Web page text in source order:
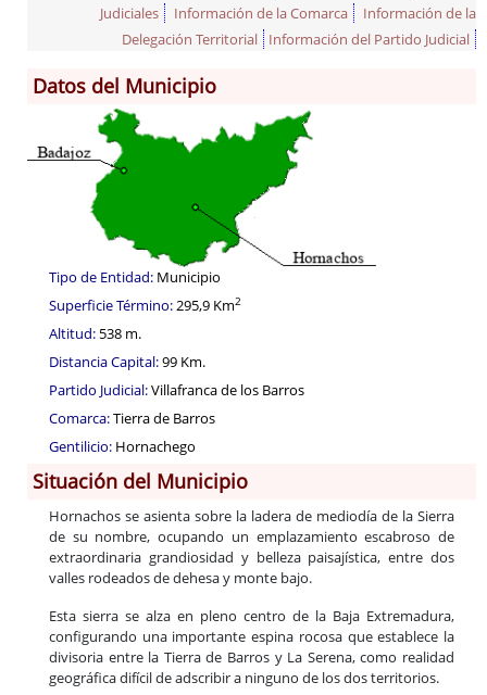
Información General
Historia
Monumentos
Gastronomía
Población
Corporación
Correo-e gratis
Códigos para FACe
Judiciales
Información de la Comarca
Información de la
Delegación Territorial
Información del Partido Judicial
Datos del Municipio
Tipo de Entidad: Municipio
Superficie Término:295,9 Km2
Altitud: 538 m.
Distancia Capital:99 Km.
Partido Judicial:Villafranca de los Barros
Comarca:Tierra de Barros
Gentilicio: Hornachego
Situación del Municipio
Hornachos se asienta sobre la ladera de mediodía de la Sierra
de su nombre, ocupando un emplazamiento escabroso de
extraordinaria grandiosidad y belleza paisajística, entre dos
valles rodeados de dehesa y monte bajo.
Esta sierra se alza en pleno centro de la Baja Extremadura,
configurando una importante espina rocosa que establece la
divisoria entre la Tierra de Barros y La Serena, como realidad
geográfica difícil de adscribir a ninguno de los dos territorios.